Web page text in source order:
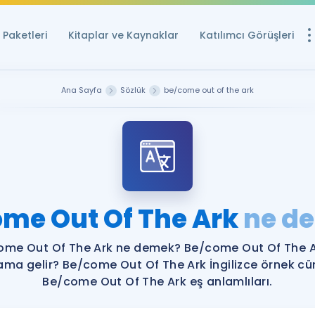
Paketleri Kitaplar ve Kaynaklar Katılımcı Görüşleri
Ücretsiz
YDS ve YÖKDİL
YDS ve YÖKDİL
YDS ve YÖKDİL'e
ÖSYM Sınav
Ana Sayfa Sözlük be/come out of the ark
Out Of The Arkne
Out Of The Ark ne demek? Be/come Out Of The
gelir? Be/come Out Of The Ark İngilizce örnek
Be/come Out Of The Ark eş anlamlıları.